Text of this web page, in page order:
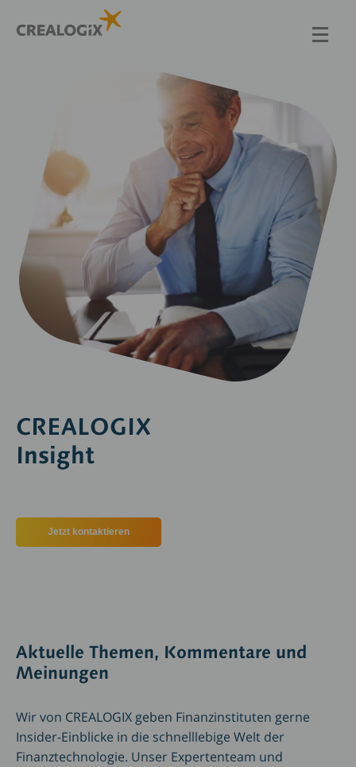
zum
CREALOGIX
Insight
Jetzt kontaktieren
Aktuelle Themen, Kommentare und
Meinungen
Wir von CREALOGIX geben Finanzinstituten gerne
Insider-Einblicke in die schnelllebige Welt der
Finanztechnologie. Unser Expertenteam und